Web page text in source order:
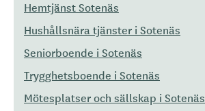
Hemtjänst Sotenäs
Hushållsnära tjänster i Sotenäs
Seniorboende i Sotenäs
Trygghetsboende i Sotenäs
Mötesplatser och sällskap i Sotenäs